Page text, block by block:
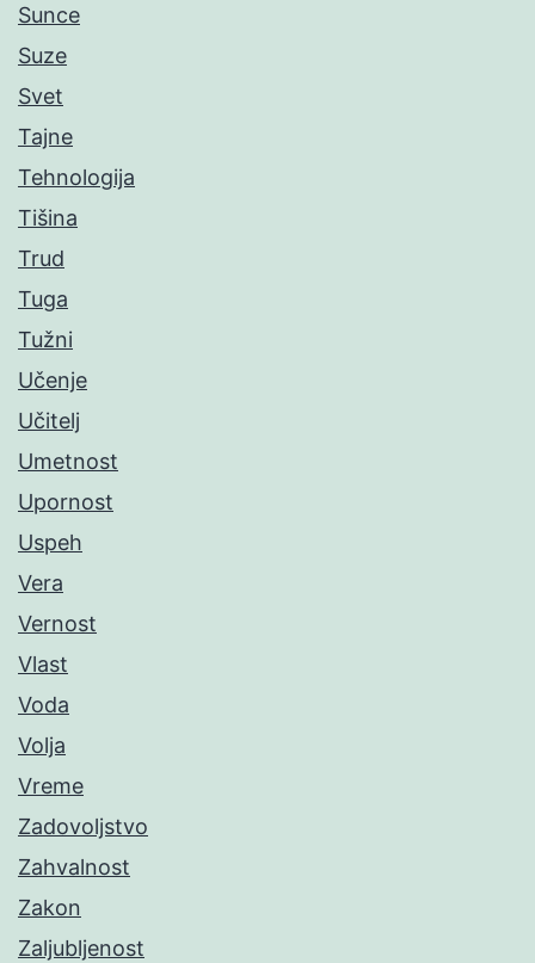
Sunce
Suze
Svet
Tajne
Tehnologija
Tišina
Trud
Tuga
Tužni
Učenje
Učitelj
Umetnost
Upornost
Uspeh
Vera
Vernost
Vlast
Voda
Volja
Vreme
Zadovoljstvo
Zahvalnost
Zakon
Zaljubljenost